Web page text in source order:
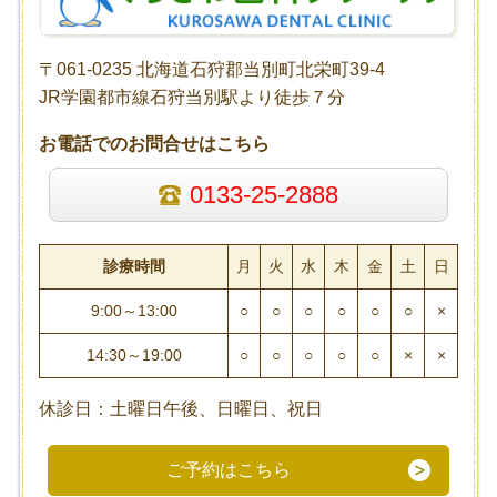
〒061-0235 北海道石狩郡当別町北栄町39-4
JR学園都市線石狩当別駅より徒歩７分
お電話でのお問合せはこちら
0133-25-2888
診療時間 月 火 水 木 金 土 日
9:00～13:00 ○ ○ ○ ○ ○ ○ ×
14:30～19:00 ○ ○ ○ ○ ○ × ×
休診日：土曜日午後、日曜日、祝日
ご予約はこちら